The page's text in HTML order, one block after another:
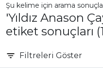
Şu kelime için arama
'Yıldız Anason
etiket sonuçları
Filtreleri Göster